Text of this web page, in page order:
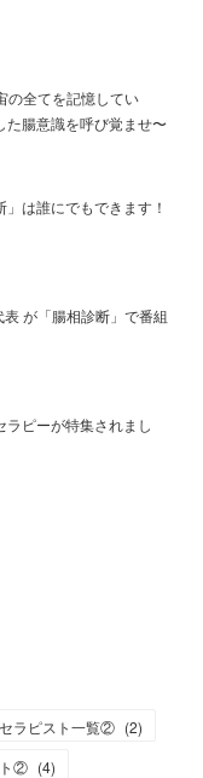
の全てを記憶してい
腸意識を呼び覚ませ〜
は誰にでもできます！
表 が「腸相診断」で番組
ラピーが特集されまし
ラピスト一覧② (2)
ト② (4)